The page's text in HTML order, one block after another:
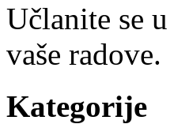
Učlanite se u
vaše radove.
Kategorije